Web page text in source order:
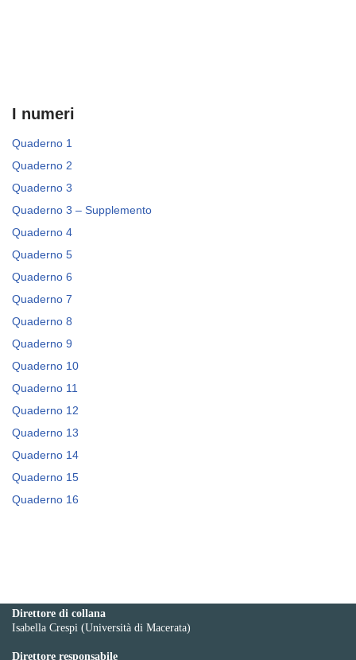
I numeri
Quaderno 1
Quaderno 2
Quaderno 3
Quaderno 3 – Supplemento
Quaderno 4
Quaderno 5
Quaderno 6
Quaderno 7
Quaderno 8
Quaderno 9
Quaderno 10
Quaderno 11
Quaderno 12
Quaderno 13
Quaderno 14
Quaderno 15
Quaderno 16
Direttore di collana
Isabella Crespi (Università di Macerata)
Direttore responsabile